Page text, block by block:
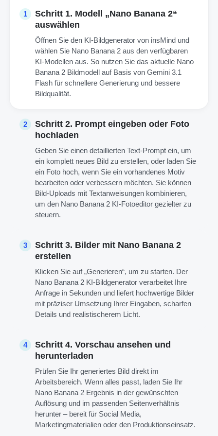
1
Schritt 1. Modell „Nano Banana 2“
auswählen
Öffnen Sie den KI-Bildgenerator von insMind und
wählen Sie Nano Banana 2 aus den verfügbaren
KI-Modellen aus. So nutzen Sie das aktuelle Nano
Banana 2 Bildmodell auf Basis von Gemini 3.1
Flash für schnellere Generierung und bessere
Bildqualität.
2
Schritt 2. Prompt eingeben oder Foto
hochladen
Geben Sie einen detaillierten Text-Prompt ein, um
ein komplett neues Bild zu erstellen, oder laden Sie
ein Foto hoch, wenn Sie ein vorhandenes Motiv
bearbeiten oder verbessern möchten. Sie können
Bild-Uploads mit Textanweisungen kombinieren,
um den Nano Banana 2 KI-Fotoeditor gezielter zu
steuern.
3
Schritt 3. Bilder mit Nano Banana 2
erstellen
Klicken Sie auf „Generieren“, um zu starten. Der
Nano Banana 2 KI-Bildgenerator verarbeitet Ihre
Anfrage in Sekunden und liefert hochwertige Bilder
mit präziser Umsetzung Ihrer Eingaben, scharfen
Details und realistischerem Licht.
4
Schritt 4. Vorschau ansehen und
herunterladen
Prüfen Sie Ihr generiertes Bild direkt im
Arbeitsbereich. Wenn alles passt, laden Sie Ihr
Nano Banana 2 Ergebnis in der gewünschten
Auflösung und im passenden Seitenverhältnis
herunter – bereit für Social Media,
Marketingmaterialien oder den Produktionseinsatz.